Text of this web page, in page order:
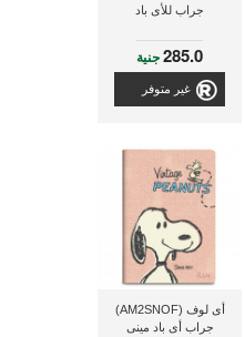
جراب للأى باد
285.0جنية
غير متوفر
أى لوف (AM2SNOF)
جراب أى باد مينى